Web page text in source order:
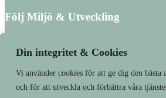
Din integritet & Cookies
Vi använder cookies för att ge dig den bästa
och för att utveckla och förbättra våra
Följ Miljö & Utveckling
Linkedin
Prenumerera